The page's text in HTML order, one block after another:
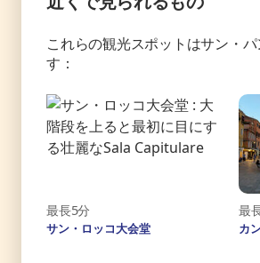
これらの観光スポットはサン・
す：
最長5分
サン・ロッコ大会堂
最
カ